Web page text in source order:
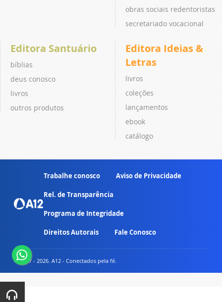
obras sociais redentoristas
secretariado vocacional
Editora Santuário
bíblias
deus conosco
livros
outros produtos
Editora Ideias &
Letras
livros
coleções
lançamentos
ebook
catálogo
Trabalhe conosco Aviso de Privacidade
Rel. de Transparência
Programa de Integridade
Direitos Autorais Fale Conosco
© 2007 - 2026. A12 - Conectados pela fé.